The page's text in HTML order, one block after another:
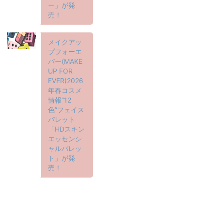
ー」が発
売！
メイクアッ
プフォーエ
バー(MAKE
UP FOR
EVER)2026
年春コスメ
情報”12
色”フェイス
パレット
「HDスキン
エッセンシ
ャルパレッ
ト」が発
売！